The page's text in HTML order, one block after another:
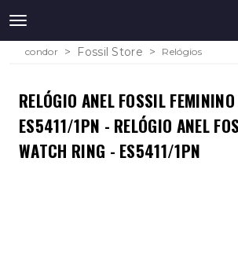
condor Fossil Store Relógios
RELÓGIO ANEL FOSSIL
ES5411/1PN - RELÓGIO ANEL
WATCH RING - ES5411/1PN